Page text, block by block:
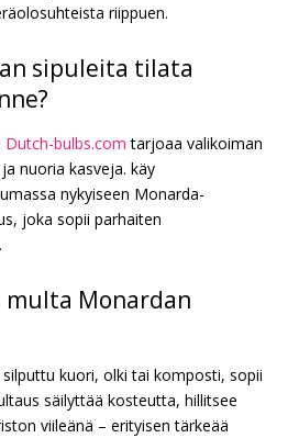
riippuen.
sipuleita tilata
Dutch-bulbs.com tarjoaa valikoiman
nuoria kasveja. käy
nykyiseen Monarda-
joka sopii parhaiten
multa Monardan
kuori, olki tai komposti, sopii
säilyttää kosteutta, hillitsee
viileänä – erityisen tärkeää